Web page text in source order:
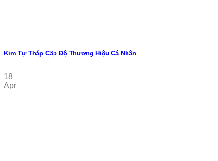
Kim Tự Tháp Cấp Độ Thương Hiệu Cá Nhân
18
Apr